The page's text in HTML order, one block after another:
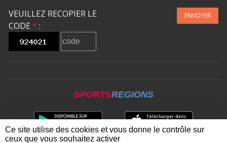
VEUILLEZ RECOPIER LE
CODE * :
ENVOYER
SPORTSREGIONS
Ce site utilise des cookies et vous donne le contrôle sur
ceux que vous souhaitez activer